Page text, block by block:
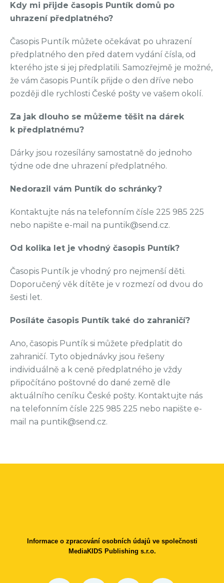
Kdy mi přijde časopis Puntík domů po
uhrazení předplatného?
Časopis Puntík můžete očekávat po uhrazení
předplatného den před datem vydání čísla, od
kterého jste si jej předplatili. Samozřejmě je možné,
že vám časopis Puntík přijde o den dříve nebo
později dle rychlosti České pošty ve vašem okolí.
Za jak dlouho se můžeme těšit na dárek
k předplatnému?
Dárky jsou rozesílány samostatně do jednoho
týdne ode dne uhrazení předplatného.
Nedorazil vám Puntík do schránky?
Kontaktujte nás na telefonním čísle 225 985 225
nebo napište e-mail na puntik@send.cz.
Od kolika let je vhodný časopis Puntík?
Časopis Puntík je vhodný pro nejmenší děti.
Doporučený věk dítěte je v rozmezí od dvou do
šesti let.
Posíláte časopis Puntík také do zahraničí?
Ano, časopis Puntík si můžete předplatit do
zahraničí. Tyto objednávky jsou řešeny
individuálně a k ceně předplatného je vždy
připočítáno poštovné do dané země dle
aktuálního ceníku České pošty. Kontaktujte nás
na telefonním čísle 225 985 225 nebo napište e-
mail na puntik@send.cz.
Informace o zpracování osobních údajů ve společnosti
MediaKIDS Publishing s.r.o.